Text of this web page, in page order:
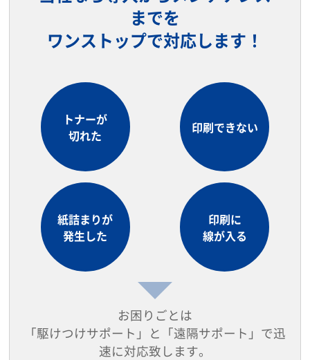
までを
ワンストップで対応します！
トナーが
切れた
印刷できない
紙詰まりが
発生した
印刷に
線が入る
お困りごとは
「駆けつけサポート」と「遠隔サポート」で迅
速に対応致します。